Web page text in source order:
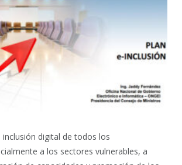
inclusión digital de todos los
a los sectores vulnerables, a